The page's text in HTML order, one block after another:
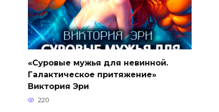
«Суровые мужья для невинной.
Галактическое притяжение»
Виктория Эри
220